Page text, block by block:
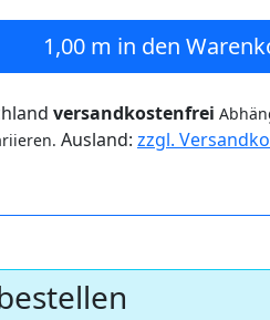
1,00 m in den
versandkostenfrei
Ausland: zzgl.